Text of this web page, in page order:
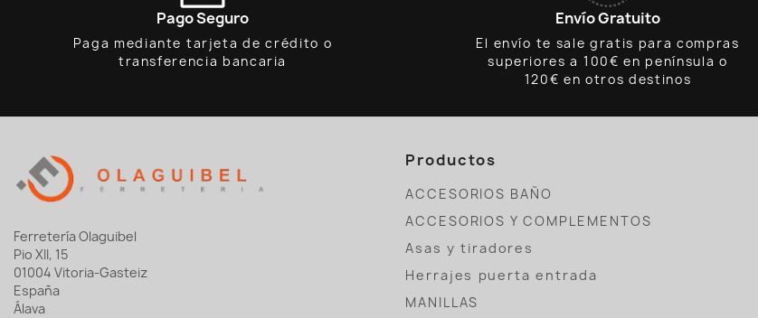
Pago Seguro
Paga mediante tarjeta de crédito o
transferencia bancaria
Envío Gratuito
El envío te sale gratis para compras
superiores a 100€ en península o
120€ en otros destinos
Ferretería Olaguibel
Pio XII, 15
01004 Vitoria-Gasteiz
España
Álava
Productos
ACCESORIOS BAÑO
ACCESORIOS Y COMPLEMENTOS
Asas y tiradores
Herrajes puerta entrada
MANILLAS